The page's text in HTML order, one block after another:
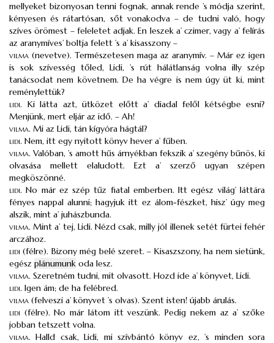
mellyeket bizonyosan tenni fognak, annak rende ’s módja szerint,
kényesen és rátartósan, sőt vonakodva – de tudni való, hogy
szíves örömest – feleletet adjak. En leszek a’ czimer, vagy a’ felírás
az aranymíves’ boltja felett ’s a’ kisasszony –
vilma (nevetve). Természetesen maga az aranymív. – Már ez igen
is sok szívesség tőled, Lidi, ’s rút hálátlanság volna illy szép
tanácsodat nem követnem. De ha végre is nem úgy üt ki, mint
reménylettük?
lidi. Ki látta azt, ütközet előtt a’ diadal felől kétségbe esni?
Menjünk, mert eljár az idő. – Ah!
vilma. Mi az Lidi, tán kígyóra hágtál?
lidi. Nem, itt egy nyitott könyv hever a’ fűben.
vilma. Valóban, ’s amott hűs árnyékban fekszik a’ szegény bűnös, ki
olvasása mellett elaludott. Ezt a’ szerző ugyan szépen
megköszönné.
lidi.No már ez szép tűz fiatal emberben. Itt egész világ’ láttára
fényes nappal alunni; hagyjuk itt ez álom-fészket, hisz’ úgy meg
alszik, mint a’ juhászbunda.
vilma.Mint a’ tej, Lidi. Nézd csak, milly jól illenek setét fürtei fehér
arczához.
lidi (félre). Bizony még belé szeret. – Kisaszszony, ha nem sietünk,
egész plánumunk oda lesz.
vilma. Szeretném tudni, mit olvasott. Hozd ide a’ könyvet, Lidi.
lidi. Igen ám; de ha felébred.
vilma (felveszi a’ könyvet ’s olvas). Szent isten! újabb árulás.
lidi (félre). No már látom itt veszünk. Pedig nekem az a’ szőke
jobban tetszett volna.
vilma.Halld csak, Lidi, mi szívbántó könyv ez, ’s minden sora